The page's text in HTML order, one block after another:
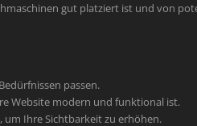
gut platziert ist und von
passen.
Website modern und funktional ist.
Ihre Sichtbarkeit zu erhöhen.